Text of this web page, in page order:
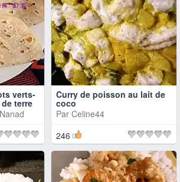
verts-
terre
Curry de poisson au lait de
coco
Par Celine44
246